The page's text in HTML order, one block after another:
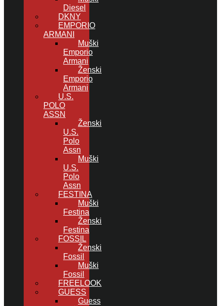
Diesel
DKNY
EMPORIO
ARMANI
Muški
Emporio
Armani
Ženski
Emporio
Armani
U.S.
POLO
ASSN
Ženski
U.S.
Polo
Assn
Muški
U.S.
Polo
Assn
FESTINA
Muški
Festina
Ženski
Festina
FOSSIL
Ženski
Fossil
Muški
Fossil
FREELOOK
GUESS
Guess